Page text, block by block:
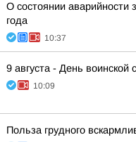
О состоянии аварийности
года
10:37
9 августа - День воинской
10:09
Польза грудного